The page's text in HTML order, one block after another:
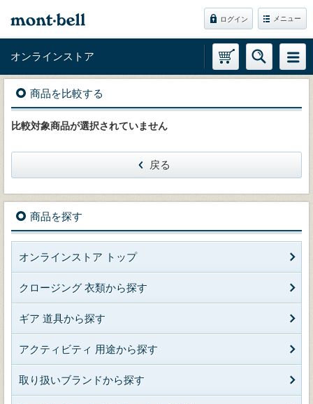
ログイン メニュー
オンラインストア
商品を比較する
比較対象商品が選択されていません
戻る
商品を探す
オンラインストア トップ
クロージング 衣類から探す
ギア 道具から探す
アクティビティ 用途から探す
取り扱いブランドから探す